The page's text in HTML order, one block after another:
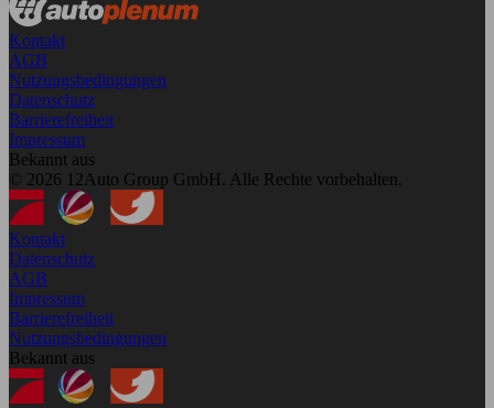
Kontakt
AGB
Nutzungsbedingungen
Datenschutz
Barrierefreiheit
Impressum
Bekannt aus
© 2026 12Auto Group GmbH. Alle Rechte vorbehalten.
Kontakt
Datenschutz
AGB
Impressum
Barrierefreiheit
Nutzungsbedingungen
Bekannt aus